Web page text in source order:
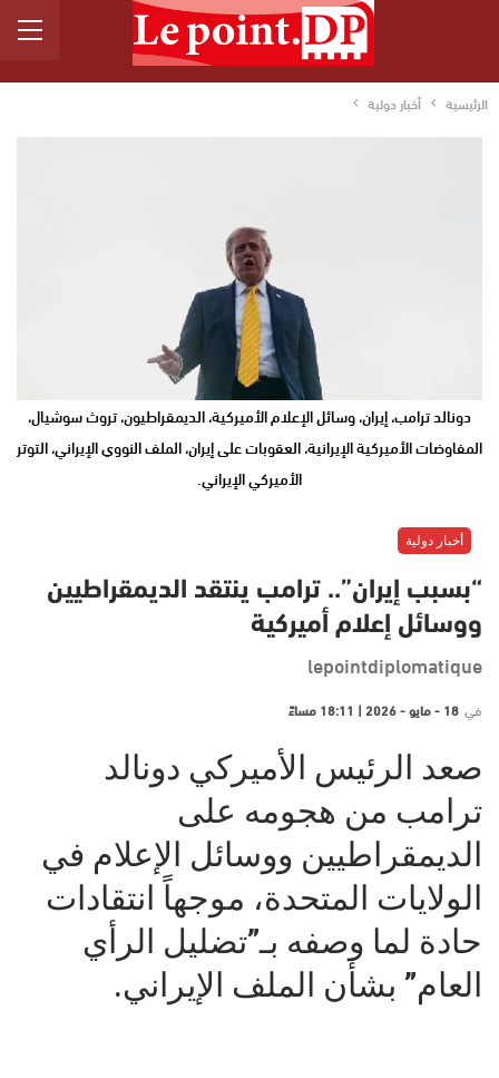
الرئيسية أخبار دولية
دونالد ترامب، إيران، وسائل الإعلام الأميركية، الديمقراطيون، تروث سوشيال،
المفاوضات الأميركية الإيرانية، العقوبات على إيران، الملف النووي الإيراني، التوتر
الأميركي الإيراني.
أخبار دولية
“بسبب إيران”.. ترامب ينتقد الديمقراطيين
ووسائل إعلام أميركية
lepointdiplomatique
في 18 - مايو - 2026 | 18:11 مساءً
صعد الرئيس الأميركي دونالد
ترامب من هجومه على
الديمقراطيين ووسائل الإعلام في
الولايات المتحدة، موجهاً انتقادات
حادة لما وصفه بـ”تضليل الرأي
العام” بشأن الملف الإيراني.